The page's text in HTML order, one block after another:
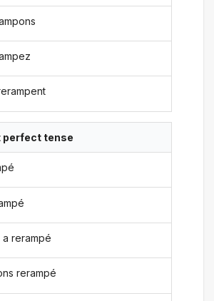
perfect tense
rerampé
rerampé